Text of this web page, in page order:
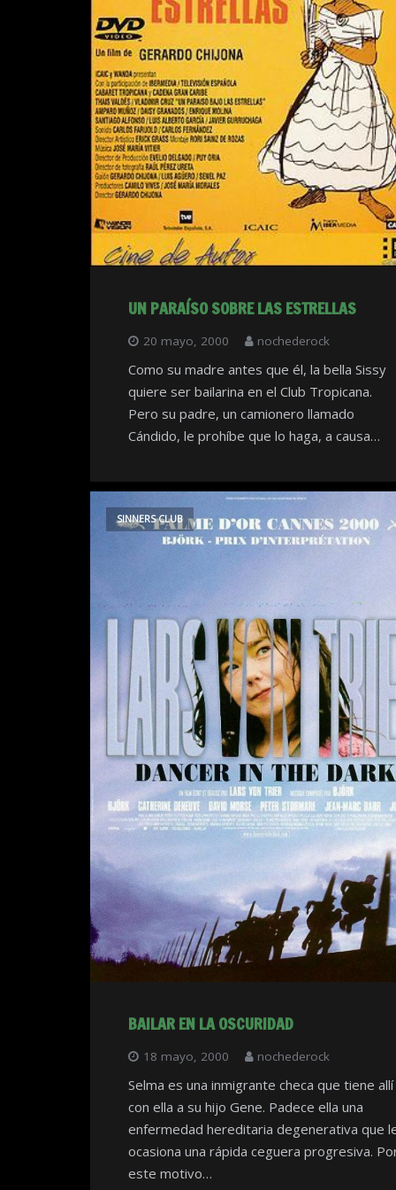
UN PARAÍSO SOBRE LAS ESTRELLAS
20 mayo, 2000 nochederock
Como su madre antes que él, la bella Sissy
quiere ser bailarina en el Club Tropicana.
Pero su padre, un camionero llamado
Cándido, le prohíbe que lo haga, a causa…
BAILAR EN LA OSCURIDAD
18 mayo, 2000 nochederock
SINNERS CLUB
Selma es una inmigrante checa que tiene allí
con ella a su hijo Gene. Padece ella una
enfermedad hereditaria degenerativa que
ocasiona una rápida ceguera progresiva.
este motivo…